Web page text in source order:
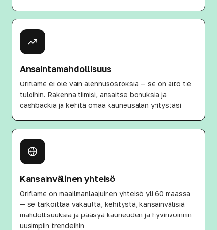
Ansaintamahdollisuus
Oriflame ei ole vain alennusostoksia — se on aito tie
tuloihin. Rakenna tiimisi, ansaitse bonuksia ja
cashbackia ja kehitä omaa kauneusalan yritystäsi
Kansainvälinen yhteisö
Oriflame on maailmanlaajuinen yhteisö yli 60 maassa
— se tarkoittaa vakautta, kehitystä, kansainvälisiä
mahdollisuuksia ja pääsyä kauneuden ja hyvinvoinnin
uusimpiin trendeihin